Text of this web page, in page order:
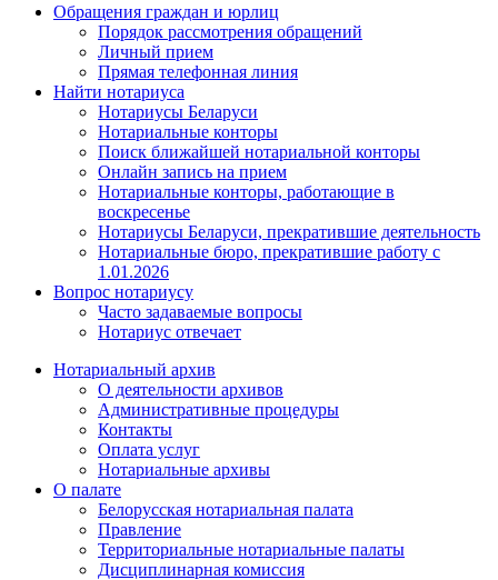
Обращения граждан и юрлиц
Порядок рассмотрения обращений
Личный прием
Прямая телефонная линия
Найти нотариуса
Нотариусы Беларуси
Нотариальные конторы
Поиск ближайшей нотариальной конторы
Онлайн запись на прием
Нотариальные конторы, работающие в
воскресенье
Нотариусы Беларуси, прекратившие деятельность
Нотариальные бюро, прекратившие работу с
1.01.2026
Вопрос нотариусу
Часто задаваемые вопросы
Нотариус отвечает
Нотариальный архив
О деятельности архивов
Административные процедуры
Контакты
Оплата услуг
Нотариальные архивы
О палате
Белорусская нотариальная палата
Правление
Территориальные нотариальные палаты
Дисциплинарная комиссия